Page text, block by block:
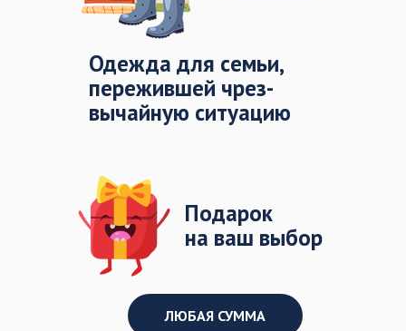
Одежда для семьи,
пережившей чрез-
вычайную ситуацию
Подарок
на ваш выбор
ЛЮБАЯ СУММА